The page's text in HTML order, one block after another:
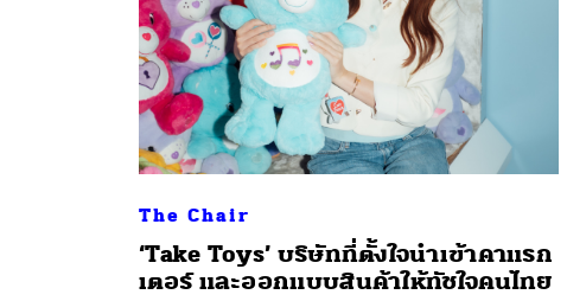
The Chair
‘Take Toys’ บริษัทที่ตั้งใจนำเข้าคาแรก
เตอร์ และออกแบบสินค้าให้ทัชใจคนไทย